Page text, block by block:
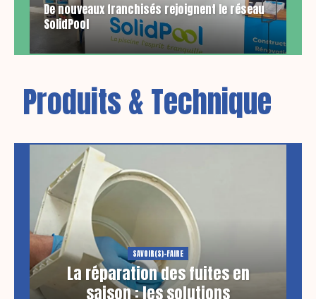
De nouveaux franchisés rejoignent le réseau
SolidPool
Produits & Technique
SAVOIR(S)-FAIRE
La réparation des fuites en
saison : les solutions